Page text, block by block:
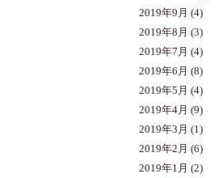
2019年9月 (4)
2019年8月 (3)
2019年7月 (4)
2019年6月 (8)
2019年5月 (4)
2019年4月 (9)
2019年3月 (1)
2019年2月 (6)
2019年1月 (2)